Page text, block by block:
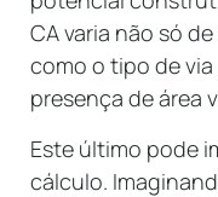
CA varia não só
como o tipo de
presença de área
Este último pode
cálculo.